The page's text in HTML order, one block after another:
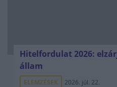
Hitelfordulat 2026:
állam
ELEMZÉSEK 2026. júl. 22.